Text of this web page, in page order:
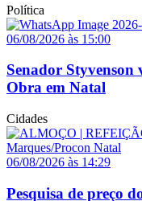
Política
06/08/2026 às 15:00
Senador
Obra em Natal
Cidades
06/08/2026 às 14:29
Pesquisa de preço